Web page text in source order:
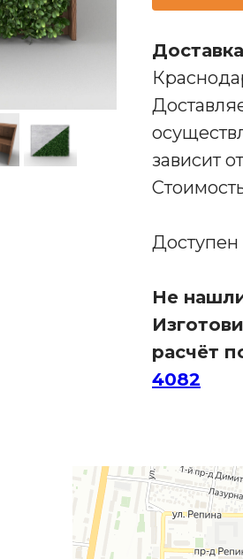
зависит
Доступен
Не
расчёт
4082
Яндекс Карты
Яндекс Карты — транспорт,